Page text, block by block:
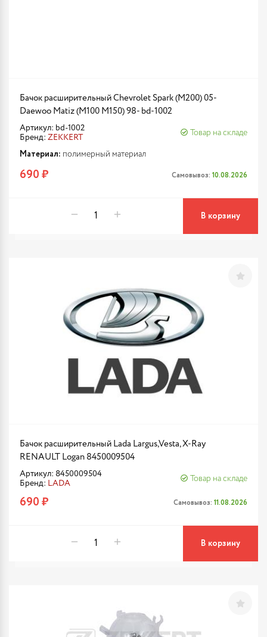
Бачок расширительный Chevrolet Spark (M200) 05-
Daewoo Matiz (M100 M150) 98- bd-1002
Артикул: bd-1002
Бренд: ZEKKERT
Товар на складе
Материал: полимерный материал
690 ₽ Самовывоз: 10.08.2026
В корзину
Бачок расширительный Lada Largus,Vesta, X-Ray
RENAULT Logan 8450009504
Артикул: 8450009504
Бренд: LADA
Товар на складе
690 ₽ Самовывоз: 11.08.2026
В корзину